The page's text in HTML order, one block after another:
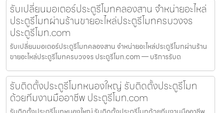
รับเปลี่ยนมอเตอร์ประตูรีโมทคลองสาน จำหน่ายอะไหล่
ประตูรีโมทผ่านร้านขายอะไหล่ประตูรีโมทครบวงจร
ประตูรีโมท.com
รับเปลี่ยนมอเตอร์ประตูรีโมทคลองสาน จำหน่ายอะไหล่ประตูรีโมทผ่านร้าน
ขายอะไหล่ประตูรีโมทครบวงจร ประตูรีโมท.com — บริการรับต
รับติดตั้งประตูรีโมทหนองใหญ่ รับติดตั้งประตูรีโมท
ด้วยทีมงานมืออาชีพ ประตูรีโมท.com